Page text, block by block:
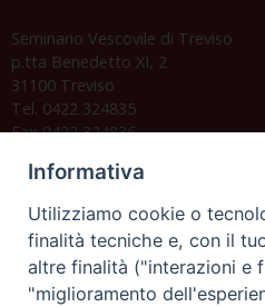
Seminario Vescovile di Treviso
p.tta Benedetto XI, 2
31100 Treviso
Tel. 0422 324835
Fax 0422 324836
C.F. 94004060268
Orario di segreteria
Informativa
Utilizziamo cookie o
finalità tecniche e, con il
altre finalità ("interazioni e
"miglioramento